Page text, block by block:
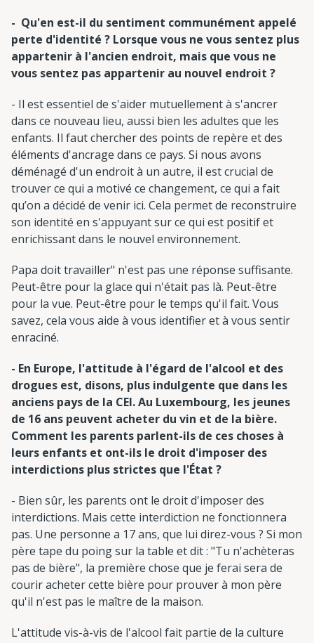
- Qu'en est-il du sentiment communément appelé
perte d'identité ? Lorsque vous ne vous sentez plus
appartenir à l'ancien endroit, mais que vous ne
vous sentez pas appartenir au nouvel endroit ?
- Il est essentiel de s'aider mutuellement à s'ancrer
dans ce nouveau lieu, aussi bien les adultes que les
enfants. Il faut chercher des points de repère et des
éléments d'ancrage dans ce pays. Si nous avons
déménagé d'un endroit à un autre, il est crucial de
trouver ce qui a motivé ce changement, ce qui a fait
qu’on a décidé de venir ici. Cela permet de reconstruire
son identité en s'appuyant sur ce qui est positif et
enrichissant dans le nouvel environnement.
Papa doit travailler" n'est pas une réponse suffisante.
Peut-être pour la glace qui n'était pas là. Peut-être
pour la vue. Peut-être pour le temps qu'il fait. Vous
savez, cela vous aide à vous identifier et à vous sentir
enraciné.
- En Europe, l'attitude à l'égard de l'alcool et des
drogues est, disons, plus indulgente que dans les
anciens pays de la CEI. Au Luxembourg, les jeunes
de 16 ans peuvent acheter du vin et de la bière.
Comment les parents parlent-ils de ces choses à
leurs enfants et ont-ils le droit d'imposer des
interdictions plus strictes que l'État ?
- Bien sûr, les parents ont le droit d'imposer des
interdictions. Mais cette interdiction ne fonctionnera
pas. Une personne a 17 ans, que lui direz-vous ? Si mon
père tape du poing sur la table et dit : "Tu n'achèteras
pas de bière", la première chose que je ferai sera de
courir acheter cette bière pour prouver à mon père
qu'il n'est pas le maître de la maison.
L'attitude vis-à-vis de l'alcool fait partie de la culture